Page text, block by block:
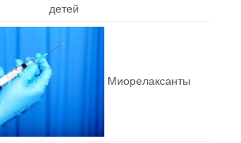
детей
Миорелаксанты